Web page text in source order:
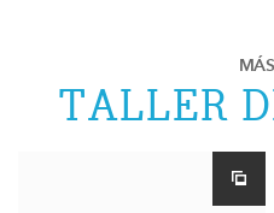
TALLER